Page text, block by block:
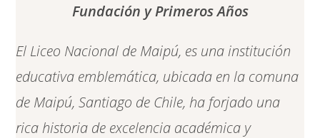
Fundación y Primeros Años
El Liceo Nacional de Maipú, es una institución
educativa emblemática, ubicada en la comuna
de Maipú, Santiago de Chile, ha forjado una
rica historia de excelencia académica y